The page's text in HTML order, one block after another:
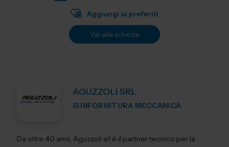
Aggiungi ai preferiti
Vai alla scheda
AGUZZOLI SRL
SUBFORNITURA MECCANICA
Da oltre 40 anni, Aguzzoli srl è il partner tecnico per la